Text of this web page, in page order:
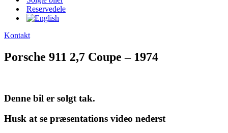
Reservedele
Kontakt
Porsche 911 2,7 Coupe – 1974
Denne bil er solgt tak.
Husk at se præsentations video nederst